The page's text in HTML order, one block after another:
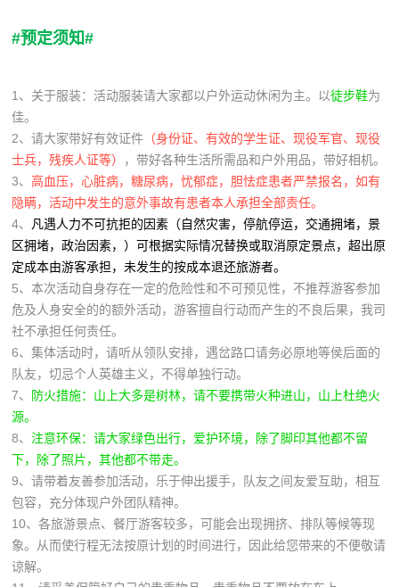
#预定须知#
1、关于服装：活动服装请大家都以户外运动休闲为主。以徒步鞋为
佳。
2、请大家带好有效证件 （身份证、有效的学生证、现役军官、现役
士兵，残疾人证等） ，带好各种生活所需品和户外用品，带好相机。
3、高血压，心脏病，糖尿病，忧郁症，胆怯症患者严禁报名，如有
隐瞒，活动中发生的意外事故有患者本人承担全部责任。
4、 凡遇人力不可抗拒的因素（自然灾害，停航停运，交通拥堵，景
区拥堵，政治因素，）可根据实际情况替换或取消原定景点，超出原
定成本由游客承担，未发生的按成本退还旅游者。
5、本次活动自身存在一定的危险性和不可预见性，不推荐游客参加
危及人身安全的的额外活动，游客擅自行动而产生的不良后果，我司
社不承担任何责任。
6、集体活动时，请听从领队安排，遇岔路口请务必原地等侯后面的
队友，切忌个人英雄主义，不得单独行动。
7、 防火措施：山上大多是树林，请不要携带火种进山，山上杜绝火
源。
8、 注意环保：请大家绿色出行，爱护环境，除了脚印其他都不留
下，除了照片，其他都不带走。
9、请带着友善参加活动，乐于伸出援手，队友之间友爱互助，相互
包容，充分体现户外团队精神。
10、各旅游景点、餐厅游客较多，可能会出现拥挤、排队等候等现
象。从而使行程无法按原计划的时间进行，因此给您带来的不便敬请
谅解。